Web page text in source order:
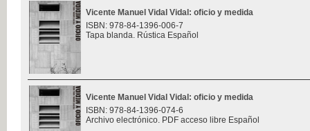
Vicente Manuel Vidal Vidal: oficio y medida
ISBN: 978-84-1396-006-7
Tapa blanda. Rústica Español
Vicente Manuel Vidal Vidal: oficio y medida
ISBN: 978-84-1396-074-6
Archivo electrónico. PDF acceso libre Español